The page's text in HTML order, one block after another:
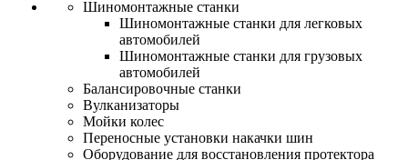
Шиномонтажные станки
Шиномонтажные станки для легковых
автомобилей
Шиномонтажные станки для грузовых
автомобилей
Балансировочные станки
Вулканизаторы
Мойки колес
Переносные установки накачки шин
Оборудование для восстановления протектора